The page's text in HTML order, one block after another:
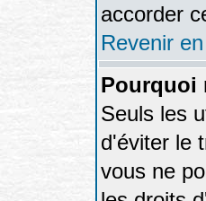
accorder
Revenir
Pourquoi
Seuls les
d'éviter le
vous ne